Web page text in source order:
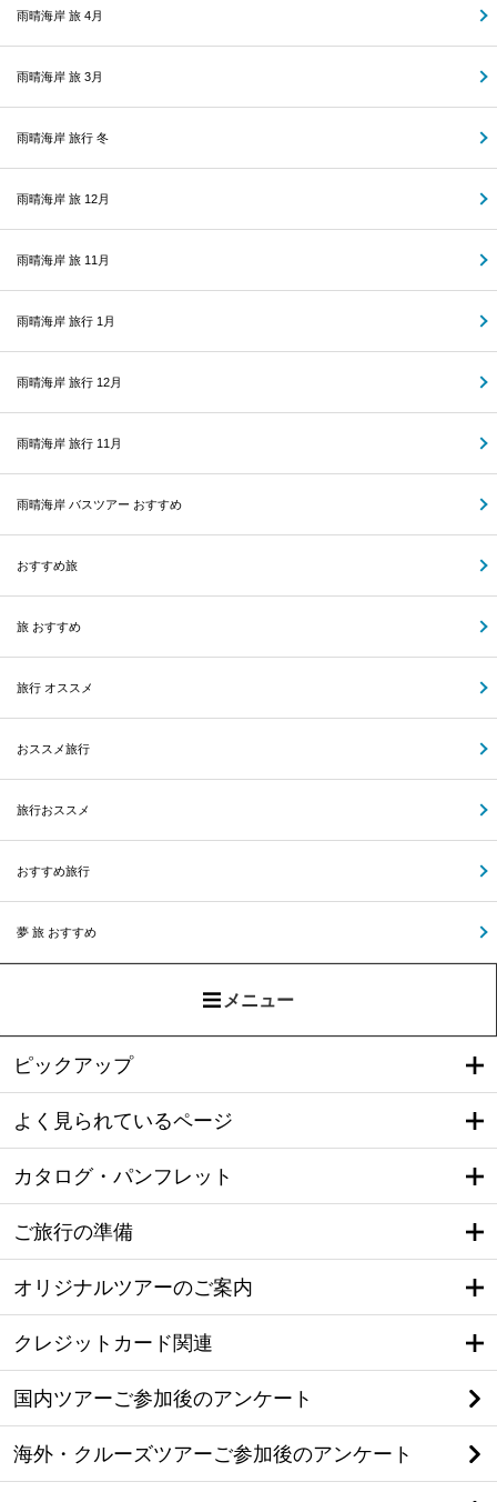
雨晴海岸 旅 4月
雨晴海岸 旅 3月
雨晴海岸 旅行 冬
雨晴海岸 旅 12月
雨晴海岸 旅 11月
雨晴海岸 旅行 1月
雨晴海岸 旅行 12月
雨晴海岸 旅行 11月
雨晴海岸 バスツアー おすすめ
おすすめ旅
旅 おすすめ
旅行 オススメ
おススメ旅行
旅行おススメ
おすすめ旅行
夢 旅 おすすめ
メニュー
ピックアップ
よく見られているページ
カタログ・パンフレット
ご旅行の準備
オリジナルツアーのご案内
クレジットカード関連
国内ツアーご参加後のアンケート
海外・クルーズツアーご参加後のアンケート